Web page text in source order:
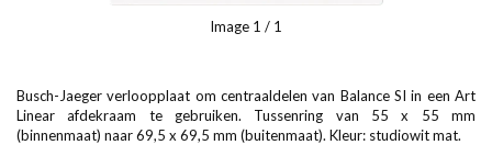
Image 1 / 1
Busch-Jaeger verloopplaat om centraaldelen van Balance SI in een Art
Linear afdekraam te gebruiken. Tussenring van 55 x 55 mm
(binnenmaat) naar 69,5 x 69,5 mm (buitenmaat). Kleur: studiowit mat.